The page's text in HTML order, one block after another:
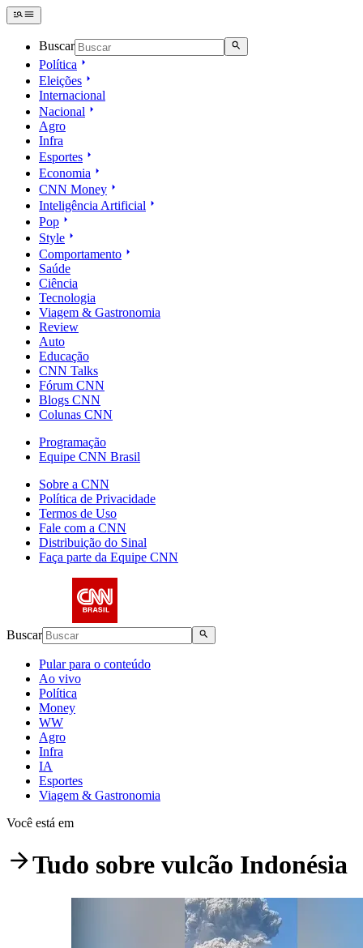
Buscar
Política
Eleições
Internacional
Nacional
Agro
Infra
Esportes
Economia
CNN Money
Inteligência Artificial
Pop
Style
Comportamento
Saúde
Ciência
Tecnologia
Viagem & Gastronomia
Review
Auto
Educação
CNN Talks
Fórum CNN
Blogs CNN
Colunas CNN
Programação
Equipe CNN Brasil
Sobre a CNN
Política de Privacidade
Termos de Uso
Fale com a CNN
Distribuição do Sinal
Faça parte da Equipe CNN
Buscar
Pular para o conteúdo
Ao vivo
Política
Money
WW
Agro
Infra
IA
Esportes
Viagem & Gastronomia
Você está em
Tudo sobre vulcão Indonésia